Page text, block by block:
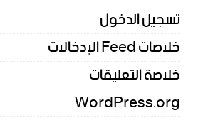
تسجيل الدخول
خلاصات Feed الإدخالات
خلاصة التعليقات
WordPress.org